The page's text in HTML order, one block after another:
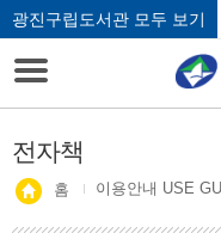
광진구립도서관 모두 보기
전자책
홈 이용안내 USE